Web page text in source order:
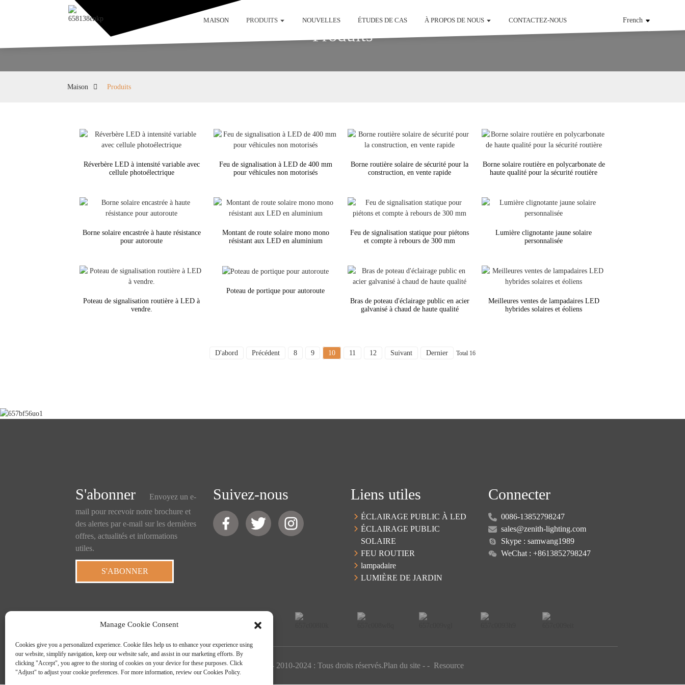
MAISON PRODUITS NOUVELLES ÉTUDES DE CAS À PROPOS DE NOUS CONTACTEZ-NOUS French
Produits
Maison Produits
Réverbère LED à intensité variable avec
cellule photoélectrique
Feu de signalisation à LED de 400 mm
pour véhicules non motorisés
Borne routière solaire de sécurité pour la
construction, en vente rapide
Borne solaire routière en polycarbonate de
haute qualité pour la sécurité routière
Borne solaire encastrée à haute résistance
pour autoroute
Montant de route solaire mono mono
résistant aux LED en aluminium
Feu de signalisation statique pour piétons
et compte à rebours de 300 mm
Lumière clignotante jaune solaire
personnalisée
Poteau de signalisation routière à LED à
vendre.
Poteau de portique pour autoroute
Bras de poteau d'éclairage public en acier
galvanisé à chaud de haute qualité
Meilleures ventes de lampadaires LED
hybrides solaires et éoliens
D'abord Précédent 8 9 10 11 12 Suivant Dernier Total 16
S'abonner
Envoyez un e-
mail pour recevoir notre brochure et
des alertes par e-mail sur les dernières
offres, actualités et informations
utiles.
S'ABONNER
Suivez-nous Liens utiles
ÉCLAIRAGE PUBLIC À LED
ÉCLAIRAGE PUBLIC
SOLAIRE
FEU ROUTIER
lampadaire
LUMIÈRE DE JARDIN
Connecter
0086-13852798247
sales@zenith-lighting.com
Skype : samwang1989
WeChat : +8613852798247
© Droits d'auteur - 2010-2024 : Tous droits réservés.Plan du site- - Resource
Manage Cookie Consent
Cookies give you a personalized experience. Cookie files help us to enhance your experience using
our website, simplify navigation, keep our website safe, and assist in our marketing efforts. By
clicking "Accept", you agree to the storing of cookies on your device for these purposes. Click
"Adjust" to adjust your cookie preferences. For more information, review our Cookies Policy.